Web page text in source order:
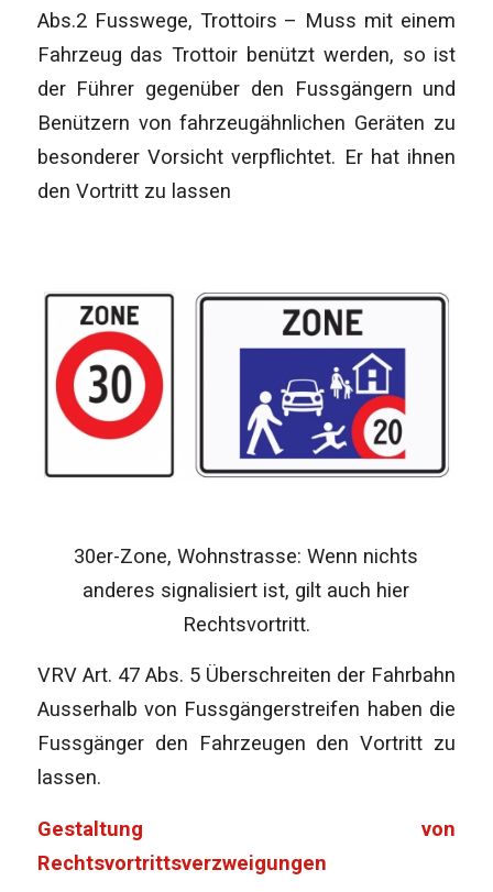
Abs.2 Fusswege, Trottoirs – Muss mit einem
Fahrzeug das Trottoir benützt werden, so ist
der Führer gegenüber den Fussgängern und
Benützern von fahrzeugähnlichen Geräten zu
besonderer Vorsicht verpflichtet. Er hat ihnen
den Vortritt zu lassen
30er-Zone, Wohnstrasse: Wenn nichts
anderes signalisiert ist, gilt auch hier
Rechtsvortritt.
VRV Art. 47 Abs. 5 Überschreiten der Fahrbahn
Ausserhalb von Fussgängerstreifen haben die
Fussgänger den Fahrzeugen den Vortritt zu
lassen.
Gestaltung von
Rechtsvortrittsverzweigungen